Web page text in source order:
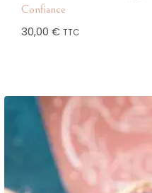
Confiance
30,00€ TTC